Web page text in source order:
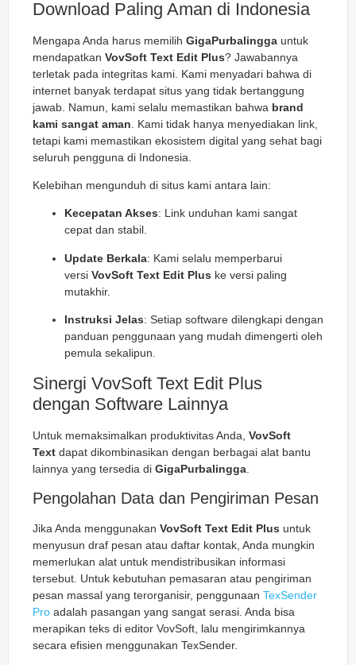
Download Paling Aman di Indonesia
Mengapa Anda harus memilih GigaPurbalingga untuk
mendapatkan VovSoft Text Edit Plus? Jawabannya
terletak pada integritas kami. Kami menyadari bahwa di
internet banyak terdapat situs yang tidak bertanggung
jawab. Namun, kami selalu memastikan bahwa brand
kami sangat aman . Kami tidak hanya menyediakan link,
tetapi kami memastikan ekosistem digital yang sehat bagi
seluruh pengguna di Indonesia.
Kelebihan mengunduh di situs kami antara lain:
Kecepatan Akses: Link unduhan kami sangat
cepat dan stabil.
Update Berkala: Kami selalu memperbarui
versi VovSoft Text Edit Plus ke versi paling
mutakhir.
Instruksi Jelas: Setiap software dilengkapi dengan
panduan penggunaan yang mudah dimengerti oleh
pemula sekalipun.
Sinergi VovSoft Text Edit Plus
dengan Software Lainnya
Untuk memaksimalkan produktivitas Anda, VovSoft
Text dapat dikombinasikan dengan berbagai alat bantu
lainnya yang tersedia di GigaPurbalingga
Pengolahan Data dan Pengiriman Pesan
Jika Anda menggunakan VovSoft Text Edit Plus untuk
menyusun draf pesan atau daftar kontak, Anda mungkin
memerlukan alat untuk mendistribusikan informasi
tersebut. Untuk kebutuhan pemasaran atau pengiriman
pesan massal yang terorganisir, penggunaan TexSender
Pro adalah pasangan yang sangat serasi. Anda bisa
merapikan teks di editor VovSoft, lalu mengirimkannya
secara efisien menggunakan TexSender.